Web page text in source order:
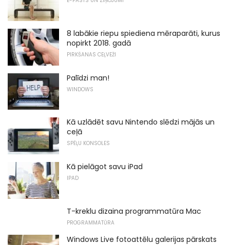
8 labākie riepu spiediena mēraparāti, kurus
nopirkt 2018. gadā
PIRKŠANAS CEĻVEŽI
Palīdzi man!
WINDOWS
Kā uzlādēt savu Nintendo slēdzi mājās un
ceļā
SPĒĻU KONSOLES
Kā pielāgot savu iPad
IPAD
T-kreklu dizaina programmatūra Mac
PROGRAMMATŪRA
Windows Live fotoattēlu galerijas pārskats